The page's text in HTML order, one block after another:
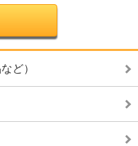
ど）